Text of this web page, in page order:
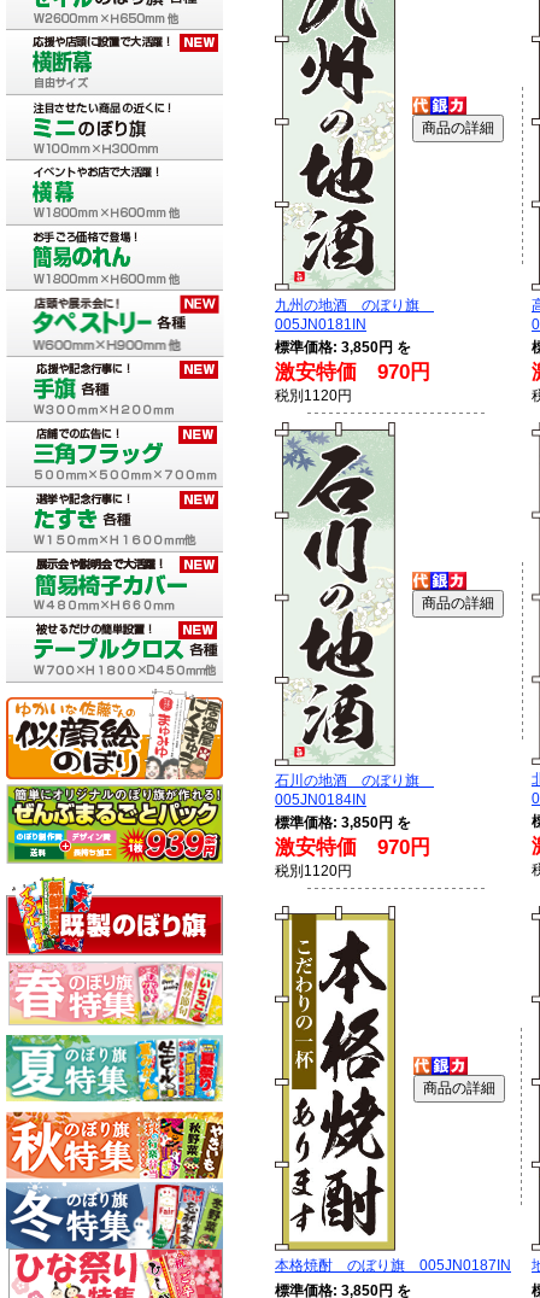
九州の地酒 のぼり旗
005JN0181IN
標準価格: 3,850円 を
激安特価 970円
税別1120円
石川の地酒 のぼり旗
005JN0184IN
標準価格: 3,850円 を
激安特価 970円
税別1120円
本格焼酎 のぼり旗 005JN0187IN
標準価格: 3,850円 を